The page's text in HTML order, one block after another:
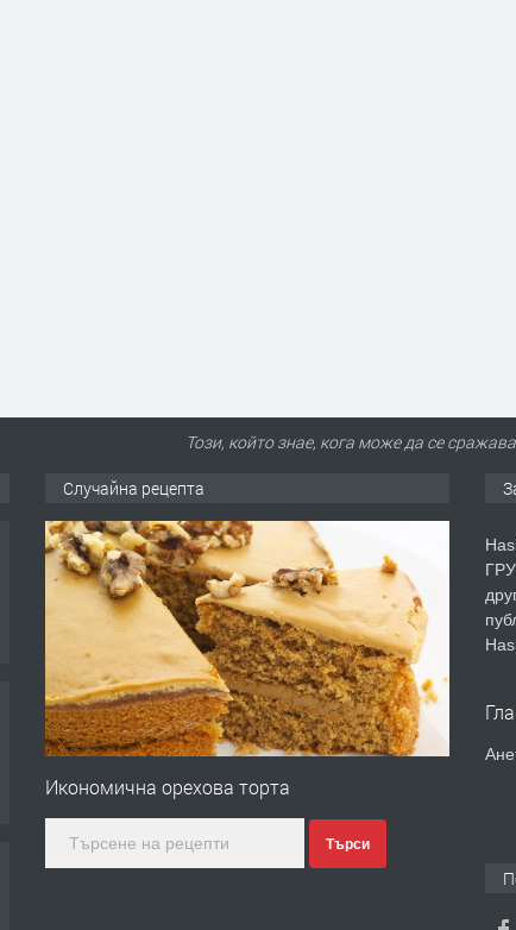
Този, който знае, кога може да се
Случайна рецепта
Икономична орехова торта
Търси